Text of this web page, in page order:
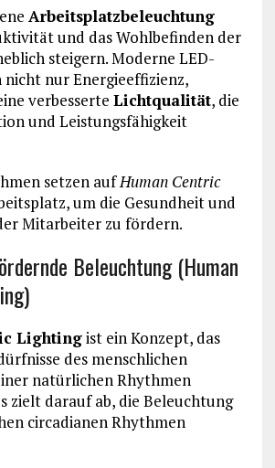
Arbeitsplatzbeleuchtung
und das Wohlbefinden der
steigern. Moderne LED-
nur Energieeffizienz,
verbesserte Lichtqualität, die
und Leistungsfähigkeit
setzen aufHuman Centric
um die Gesundheit und
Mitarbeiter zu fördern.
Beleuchtung (Human
Lightingist ein Konzept, das
des menschlichen
natürlichen Rhythmen
zielt darauf ab, die Beleuchtung
circadianen Rhythmen